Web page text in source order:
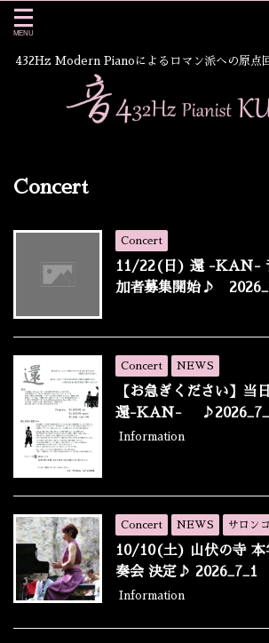
432Hz Modern Pianoによるロマン派への原点
Concert
Concert
11/22(日) 還 -KAN-
加者募集開始♪
Concert NEWS
【お急ぎください
還-KAN-
Information
Concert NEWS サロン
10/10(土) 山伏の寺 本
奏会 決定♪ 2026_7_1
Information